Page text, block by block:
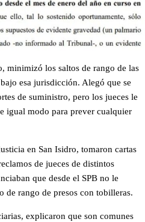
minimizó los saltos de rango de las
esa jurisdicción. Alegó que se
de suministro, pero los jueces le
igual modo para prever cualquier
en San Isidro, tomaron cartas
de jueces de distintos
que desde el SPB no le
de rango de presos con tobilleras.
explicaron que son comunes